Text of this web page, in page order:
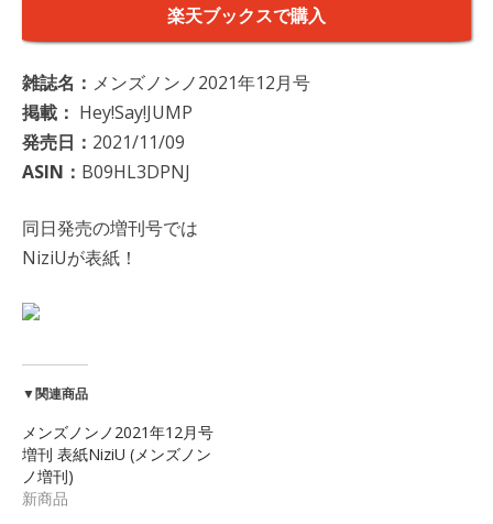
楽天ブックスで購入
雑誌名： メンズノンノ2021年12月号
掲載： Hey!Say!JUMP
発売日： 2021/11/09
ASIN： B09HL3DPNJ
同日発売の増刊号では
NiziUが表紙！
▼関連商品
メンズノンノ2021年12月号
増刊 表紙NiziU (メンズノン
ノ増刊)
新商品